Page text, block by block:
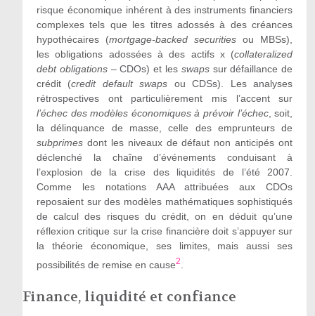
risque économique inhérent à des instruments financiers
complexes tels que les titres adossés à des créances
hypothécaires (mortgage-backed securities ou MBSs),
les obligations adossées à des actifs x (collateralized
debt obligations– CDOs) et les swapssur défaillance de
crédit (credit default swaps ou CDSs). Les analyses
rétrospectives ont particulièrement mis l’accent sur
l’échec des modèles économiques à prévoir l’échec, soit,
la délinquance de masse, celle des emprunteurs de
subprimesdont les niveaux de défaut non anticipés ont
déclenché la chaîne d’événements conduisantà
l’explosion de la crise des liquidités de l’été 2007.
Comme les notations AAA attribuées aux CDOs
reposaient sur des modèles mathématiques sophistiqués
de calcul des risques du crédit, on en déduit qu’une
réflexion critique sur la crise financière doit s’appuyer sur
la théorie économique, ses limites, mais aussi ses
possibilités de remise en cause2
Finance, liquidité et confiance